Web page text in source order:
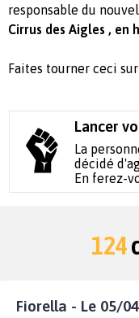
responsable du
Cirrus des Aigles ,
Faites tourner ceci
Lancer
La
décidé
En ferez-
124
Fiorella - Le 05/